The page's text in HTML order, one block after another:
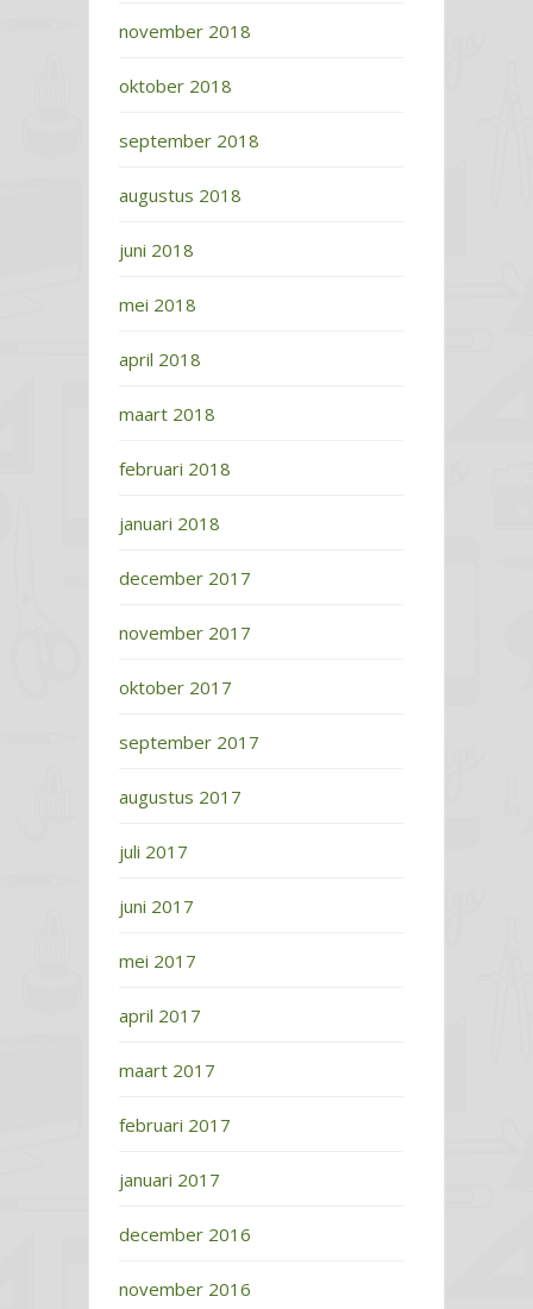
november 2018
oktober 2018
september 2018
augustus 2018
juni 2018
mei 2018
april 2018
maart 2018
februari 2018
januari 2018
december 2017
november 2017
oktober 2017
september 2017
augustus 2017
juli 2017
juni 2017
mei 2017
april 2017
maart 2017
februari 2017
januari 2017
december 2016
november 2016